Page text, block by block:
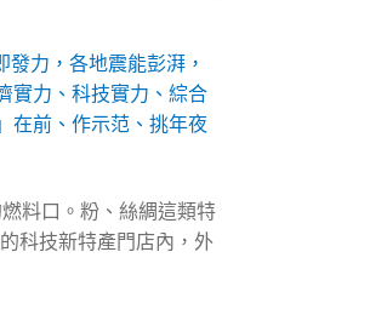
力，各地震能彭湃，
實力、科技實力、綜合
在前、作示范、挑年夜
料口。粉、絲綢這類特
科技新特產門店內，外